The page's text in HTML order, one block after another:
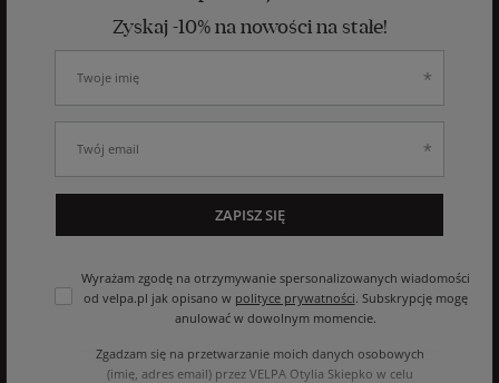
Zyskaj -10% na nowości na stałe!
Wyrażam zgodę na otrzymywanie spersonalizowanych wiadomości
od velpa.pl jak opisano w polityce prywatności. Subskrypcję mogę
anulować w dowolnym momencie.
Zgadzam się na przetwarzanie moich danych osobowych
(imię, adres email) przez VELPA Otylia Skiepko w celu
ZAPISZ SIĘ